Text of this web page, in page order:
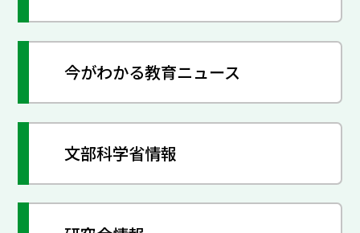
今がわかる教育ニュース
文部科学省情報